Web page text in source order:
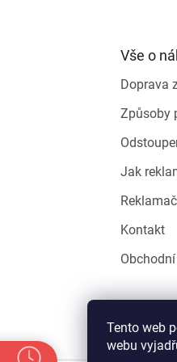
Tento web
webu
Vše o
Doprava
Způsoby
Jak
Kontakt